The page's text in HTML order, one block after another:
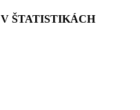
V ŠTATISTIKÁCH